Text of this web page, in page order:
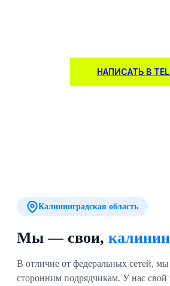
НАПИСАТЬ В
Калининградская область
Мы — свои,
В отличие от федеральных сетей, мы
сторонним подрядчикам. У нас